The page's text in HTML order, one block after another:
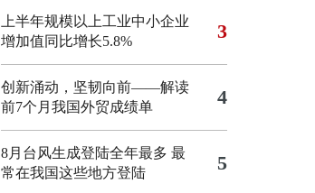
上半年规模以上工业中小企业
增加值同比增长5.8%
3
创新涌动，坚韧向前——解读
前7个月我国外贸成绩单
4
8月台风生成登陆全年最多 最
常在我国这些地方登陆
5